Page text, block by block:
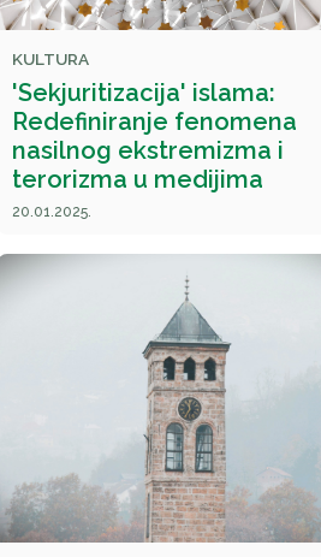
KULTURA
'Sekjuritizacija' islama:
Redefiniranje fenomena
nasilnog ekstremizma i
terorizma u medijima
20.01.2025.